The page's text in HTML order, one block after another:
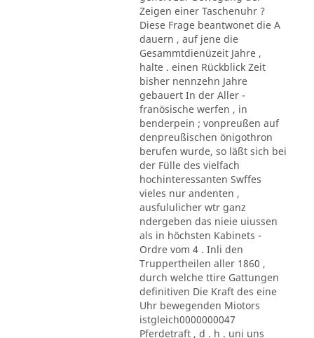
Zeigen einer Taschenuhr ?
Diese Frage beantwonet die A
dauern , auf jene die
Gesammtdienüzeit Jahre ,
halte . einen Rückblick Zeit
bisher nennzehn Jahre
gebauert In der Aller -
franösische werfen , in
benderpein ; vonpreußen auf
denpreußischen önigothron
berufen wurde, so läßt sich bei
der Fülle des vielfach
hochinteressanten Swffes
vieles nur andenten ,
ausfululicher wtr ganz
ndergeben das nieie uiussen
als in höchsten Kabinets -
Ordre vom 4 . Inli den
Truppertheilen aller 1860 ,
durch welche ttire Gattungen
definitiven Die Kraft des eine
Uhr bewegenden Miotors
istgleich0000000047
Pferdetraft , d . h . uni uns